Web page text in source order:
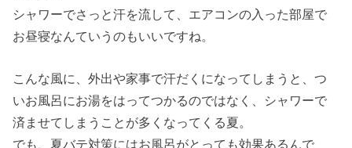
シャワーでさっと汗を流して、エアコンの入った部屋で
お昼寝なんていうのもいいですね。
こんな風に、外出や家事で汗だくになってしまうと、つ
いお風呂にお湯をはってつかるのではなく、シャワーで
済ませてしまうことが多くなってくる夏。
でも、夏バテ対策にはお風呂がとっても効果あるんで